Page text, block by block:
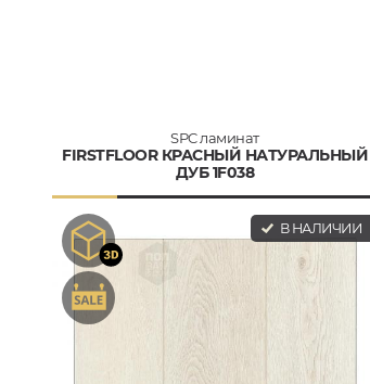
SPC ламинат
FIRSTFLOOR КРАСНЫЙ НАТУРАЛЬНЫЙ
ДУБ 1F038
В НАЛИЧИИ